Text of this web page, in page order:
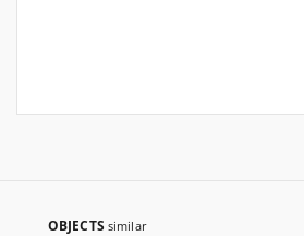
OBJECTS similar